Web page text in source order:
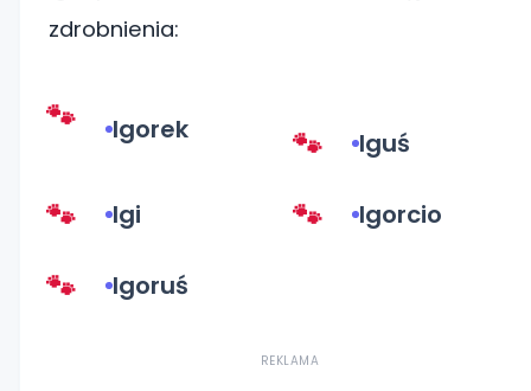
zdrobnienia:
Igorek Iguś
Igi Igorcio
Igoruś
REKLAMA